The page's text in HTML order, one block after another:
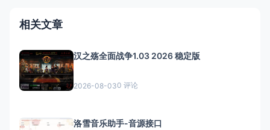
相关文章
汉之殇全面战争1.03 2026 稳定版
2026-08-030 评论
洛雪音乐助手-音源接口